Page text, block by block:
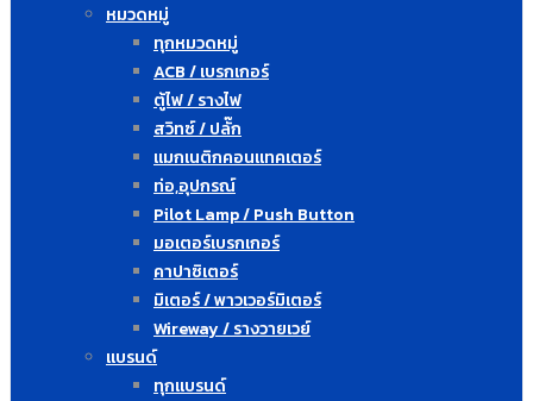
หมวดหมู่
ทุกหมวดหมู่
ACB / เบรกเกอร์
ตู้ไฟ / รางไฟ
สวิทซ์ / ปลั๊ก
แมกเนติกคอนแทคเตอร์
ท่อ,อุปกรณ์
Pilot Lamp / Push Button
มอเตอร์เบรกเกอร์
คาปาซิเตอร์
มิเตอร์ / พาวเวอร์มิเตอร์
Wireway / รางวายเวย์
แบรนด์
ทุกแบรนด์